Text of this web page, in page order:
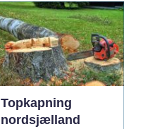
Topkapning
nordsjælland